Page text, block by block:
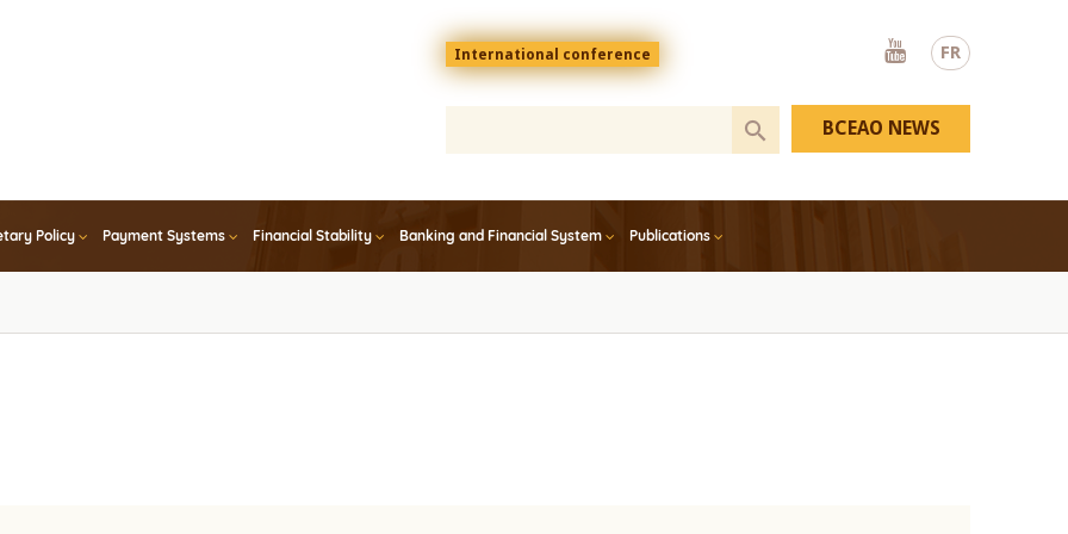
FR
Menu
top
En
International conference
Youtube
Policy Payment Systems Financial Stability Banking and Financial System Publications
BCEAO NEWS